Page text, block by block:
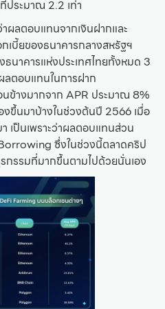
ระมาณ 2.2 เท่า
ผลตอบแทนจากเงินฝากและ
บี้ยของธนาคารกลางสหรัฐฯ
นาคารแห่งประเทศไทยทั้งหมด 3
ตอบแทนในการฝาก
ข้างมากจาก APR ประมาณ 8%
ขึ้นมาบ้างในช่วงต้นปี 2566 เมื่อ
เป็นเพราะว่าผลตอบแทนส่วน
ซึ่งในช่วงนี้ตลาดคริป
รรมที่มากขึ้นตามไปด้วยนั่นเอง